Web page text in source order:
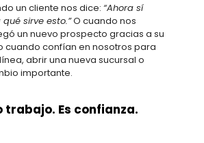
un cliente nos dice: “Ahora sí
sirve esto.”O cuando nos
un nuevo prospecto gracias a su
cuando confían en nosotros para
abrir una nueva sucursal o
importante.
trabajo. Es confianza.